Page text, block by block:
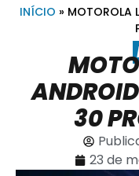
INÍCIO » MOTOROLA
30
23 de